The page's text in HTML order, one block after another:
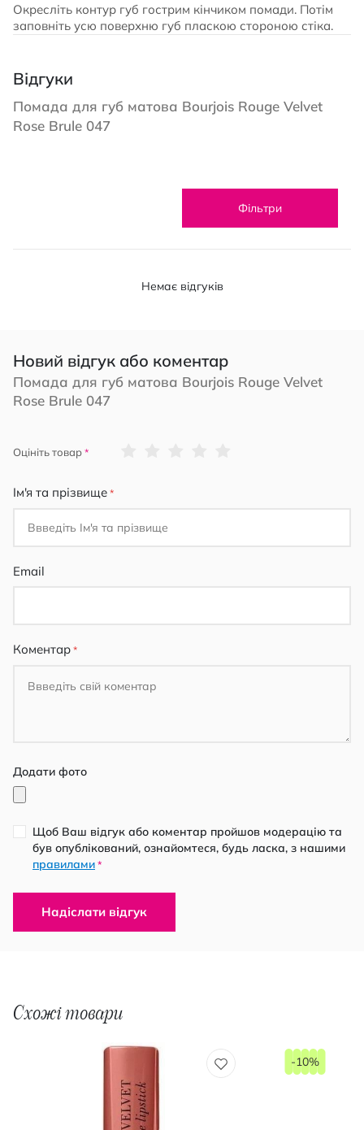
Окресліть контур губ гострим кінчиком помади. Потім
заповніть усю поверхню губ пласкою стороною стіка.
Відгуки
Помада для губ матова Bourjois Rouge Velvet
Rose Brule 047
Фільтри
Немає відгуків
Новий відгук або коментар
Помада для губ матова Bourjois Rouge Velvet
Rose Brule 047
Оцініть товар
Ім'я та прізвище
Email
Коментар
Додати фото
Щоб Ваш відгук або коментар пройшов модерацію та
був опублікований, ознайомтеся, будь ласка, з нашими
правилами *
Надіслати відгук
Схожі товари
-10%